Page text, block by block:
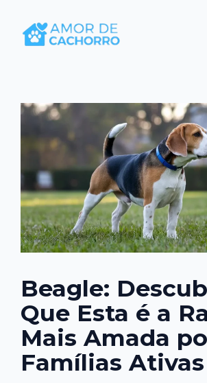
Beagle:
Que Esta é a
Mais Amada
Famílias Ativas